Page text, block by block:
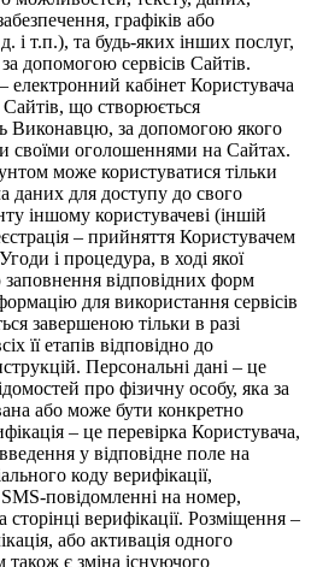
графіків або
і т.п.), та будь-яких інших послуг,
допомогою сервісів Сайтів.
електронний кабінет Користувача
що створюється
Виконавцю, за допомогою якого
своїми оголошеннями на Сайтах.
може користуватися тільки
даних для доступу до свого
іншому користувачеві (іншій
– прийняття Користувачем
і процедура, в ході якої
відповідних форм
для використання сервісів
завершеною тільки в разі
її етапів відповідно до
Персональні дані – це
про фізичну особу, яка за
або може бути конкретно
– це перевірка Користувача,
у відповідне поле на
коду верифікації,
повідомленні на номер,
верифікації. Розміщення –
або активація одного
є зміна існуючого